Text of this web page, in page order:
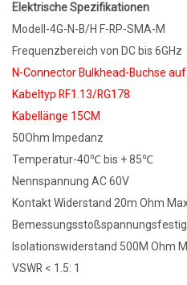
Elektrische Spezifikationen
Modell-4G-N-B/H F-RP-SMA-M
Frequenzbereich von DC bis 6GHz
N-Connector Bulkhead-Buchse
Kabeltyp RF1.13/RG178
Kabellänge 15CM
50Ohm Impedanz
Temperatur-40℃ bis + 85℃
Nennspannung AC 60V
Kontakt Widerstand 20m Ohm
Isolationswiderstand 500M Ohm
VSWR < 1.5: 1